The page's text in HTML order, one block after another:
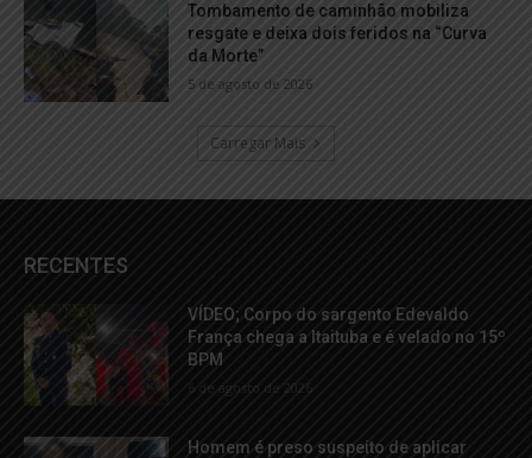
Tombamento de caminhão mobiliza
resgate e deixa dois feridos na “Curva
da Morte”
5 de agosto de 2026
Carregar Mais
RECENTES
VÍDEO; Corpo do sargento Edevaldo
França chega a Itaituba e é velado no 15º
BPM
6 de agosto de 2026
Homem é preso suspeito de aplicar